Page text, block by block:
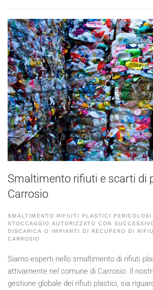
Smaltimento rifiuti e scarti di
Carrosio
SMALTIMENTO RIFIUTI PLASTICI
STOCCAGGIO AUTORIZZATO CON
DISCARICA O IMPIANTI DI RECUPERO DI
CARROSIO
Siamo esperti nello smaltimento di rifiuti
attivamente nel comune di Carrosio. Il
gestione globale dei rifiuti plastici, sia